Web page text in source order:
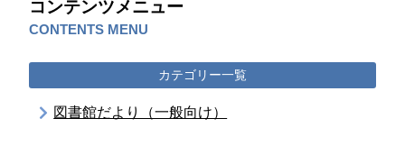
コンテンツメニュー
CONTENTS MENU
カテゴリー一覧
図書館だより（一般向け）